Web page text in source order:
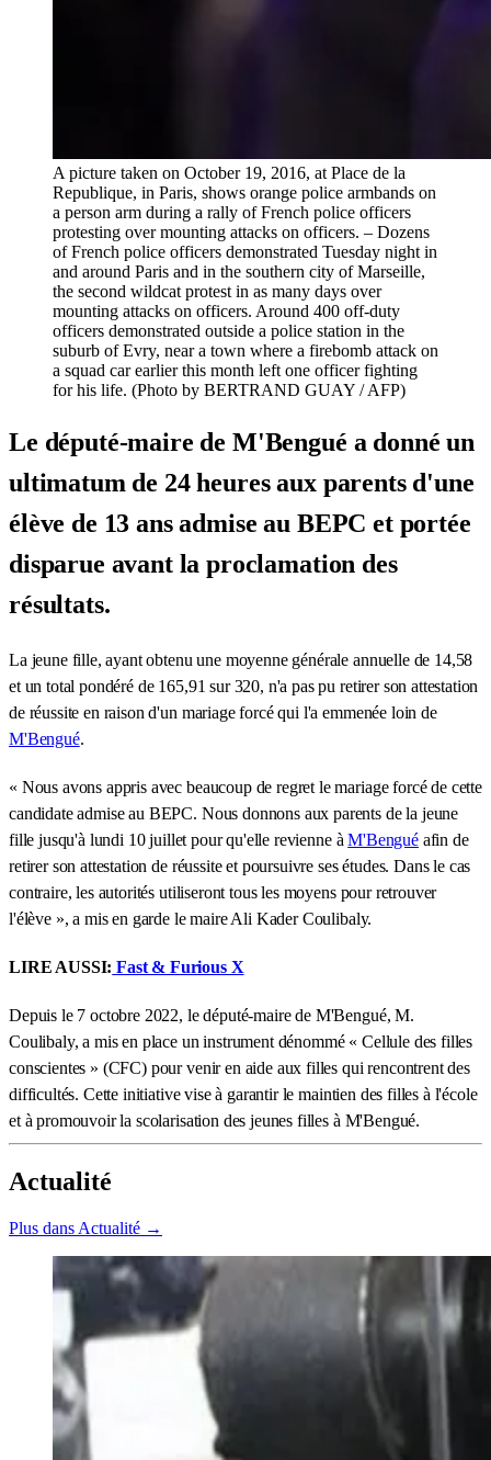
A picture taken on October 19, 2016, at Place de la
Republique, in Paris, shows orange police armbands on
a person arm during a rally of French police officers
protesting over mounting attacks on officers. – Dozens
of French police officers demonstrated Tuesday night in
and around Paris and in the southern city of Marseille,
the second wildcat protest in as many days over
mounting attacks on officers. Around 400 off-duty
officers demonstrated outside a police station in the
suburb of Evry, near a town where a firebomb attack on
a squad car earlier this month left one officer fighting
for his life. (Photo by BERTRAND GUAY / AFP)
Le député-maire de M'Bengué a donné un
ultimatum de 24 heures aux parents d'une
élève de 13 ans admise au BEPC et portée
disparue avant la proclamation des
résultats.
La jeune fille, ayant obtenu une moyenne générale annuelle de 14,58
et un total pondéré de 165,91 sur 320, n'a pas pu retirer son attestation
de réussite en raison d'un mariage forcé qui l'a emmenée loin de
M'Bengué.
« Nous avons appris avec beaucoup de regret le mariage forcé de cette
candidate admise au BEPC. Nous donnons aux parents de la jeune
fille jusqu'à lundi 10 juillet pour qu'elle revienne àM'Benguéafin de
retirer son attestation de réussite et poursuivre ses études. Dans le cas
contraire, les autorités utiliseront tous les moyens pour retrouver
l'élève », a mis en garde le maire Ali Kader Coulibaly.
LIRE AUSSI: Fast & Furious X
Depuis le 7 octobre 2022, le député-maire de M'Bengué, M.
Coulibaly, a mis en place un instrument dénommé « Cellule des filles
conscientes » (CFC) pour venir en aide aux filles qui rencontrent des
difficultés. Cette initiative vise à garantir le maintien des filles à l'école
et à promouvoir la scolarisation des jeunes filles à M'Bengué.
Actualité
Plus dans Actualité →